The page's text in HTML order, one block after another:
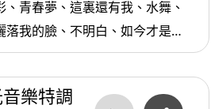
、青春夢、這裏還有我、水舞、
落我的臉、不明白、如今才是唯
忘的初戀情人、初戀的地方、綠
戀...等。
樂特調